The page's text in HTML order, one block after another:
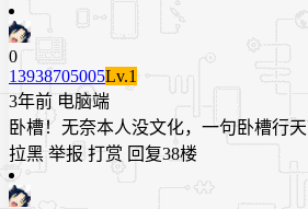
0
13938705005Lv.1
3年前 电脑端
卧槽！无奈本人没文化，一句卧槽行天
拉黑 举报 打赏 回复38楼